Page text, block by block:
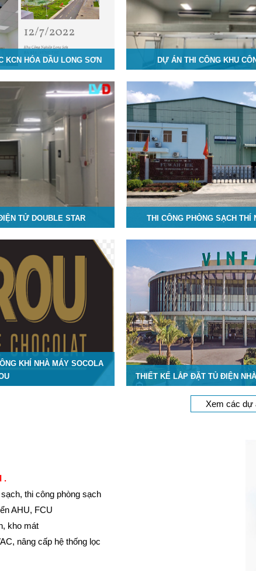
KCN HÓA DẦU LONG SƠN DỰ ÁN THI CÔNG KHU
TỬ DOUBLE STAR THI CÔNG PHÒNG SẠCH THÍ
KHÍ NHÀ MÁY SOCOLA
THIẾT KẾ LẮP ĐẶT TỦ ĐIỆN
Xem các dự
.
thi công phòng sạch
AHU, FCU
kho mát
nâng cấp hệ thống lọc